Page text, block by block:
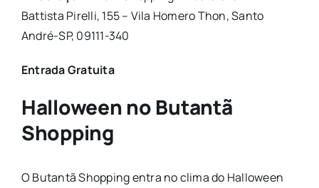
Battista Pirelli, 155 – Vila Homero Thon, Santo
André-SP, 09111-340
Entrada Gratuita
Halloween no Butantã
Shopping
O Butantã Shopping entra no clima do Halloween